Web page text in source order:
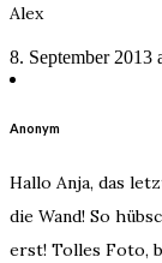
Alex
8. September 2013
Anonym
Hallo Anja, das
die Wand! So
erst! Tolles Foto,